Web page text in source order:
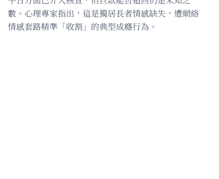
數。心理專家指出，這是獨居長者情感缺失，遭網絡
情感套路精準「收割」的典型成癮行為。